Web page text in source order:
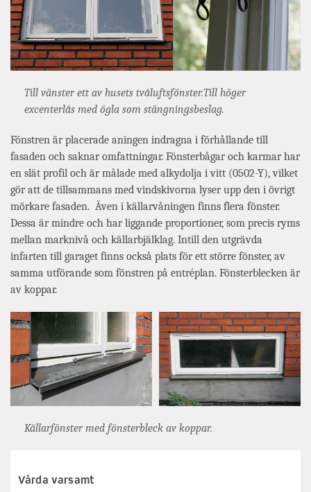
Till vänster ett av husets tvåluftsfönster.Till höger
excenterlås med ögla som stängningsbeslag.
Fönstren är placerade aningen indragna i förhållande till
fasaden och saknar omfattningar. Fönsterbågar och karmar har
en slät profil och är målade med alkydolja i vitt (0502-Y), vilket
gör att de tillsammans med vindskivorna lyser upp den i övrigt
mörkare fasaden. Även i källarvåningen finns flera fönster.
Dessa är mindre och har liggande proportioner, som precis ryms
mellan marknivå och källarbjälklag. Intill den utgrävda
infarten till garaget finns också plats för ett större fönster, av
samma utförande som fönstren på entréplan. Fönsterblecken är
av koppar.
Källarfönster med fönsterbleck av koppar.
Vårda varsamt